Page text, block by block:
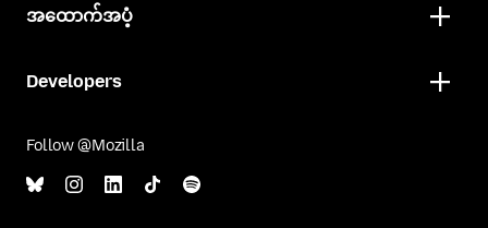
အထောက်အပံ့
Developers
Follow @Mozilla